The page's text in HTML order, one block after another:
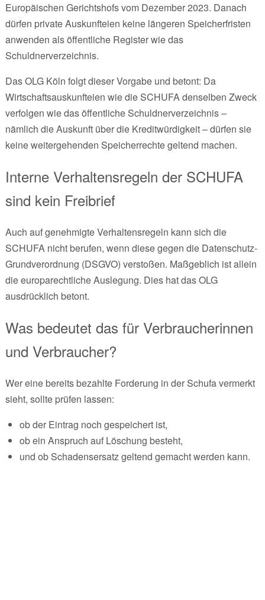
Europäischen Gerichtshofs vom Dezember 2023. Danach
dürfen private Auskunfteien keine längeren Speicherfristen
anwenden als öffentliche Register wie das
Schuldnerverzeichnis.
Das OLG Köln folgt dieser Vorgabe und betont: Da
Wirtschaftsauskunfteien wie die SCHUFA denselben Zweck
verfolgen wie das öffentliche Schuldnerverzeichnis –
nämlich die Auskunft über die Kreditwürdigkeit – dürfen sie
keine weitergehenden Speicherrechte geltend machen.
Interne Verhaltensregeln der SCHUFA
sind kein Freibrief
Auch auf genehmigte Verhaltensregeln kann sich die
SCHUFA nicht berufen, wenn diese gegen die Datenschutz-
Grundverordnung (DSGVO) verstoßen. Maßgeblich ist allein
die europarechtliche Auslegung. Dies hat das OLG
ausdrücklich betont.
Was bedeutet das für Verbraucherinnen
und Verbraucher?
Wer eine bereits bezahlte Forderung in der Schufa vermerkt
sieht, sollte prüfen lassen:
ob der Eintrag noch gespeichert ist,
ob ein Anspruch auf Löschung besteht,
und ob Schadensersatz geltend gemacht werden kann.